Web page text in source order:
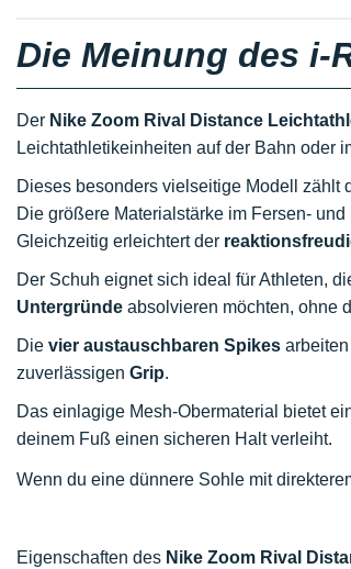
Die Meinung des i-
Der Nike Zoom Rival Distance
Leichtathletikeinheiten auf der Bahn oder
Dieses besonders vielseitige Modell zählt
Die größere Materialstärke im Fersen-
Gleichzeitig erleichtert der
Der Schuh eignet sich ideal für Athleten,
Untergründe absolvieren möchten, ohne
Die vier austauschbaren Spikes
zuverlässigen Grip.
Das einlagige Mesh-Obermaterial bietet
deinem Fuß einen sicheren Halt verleiht.
Wenn du eine dünnere Sohle mit
Eigenschaften des Nike Zoom Rival